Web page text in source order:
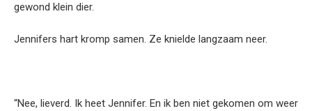
gewond klein dier.
Jennifers hart kromp samen. Ze knielde langzaam neer.
“Nee, lieverd. Ik heet Jennifer. En ik ben niet gekomen om weer